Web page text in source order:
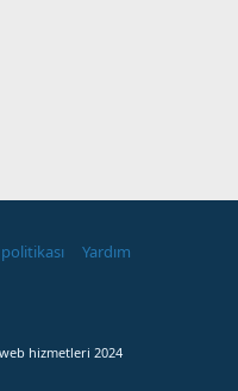
Yardım
hizmetleri 2024